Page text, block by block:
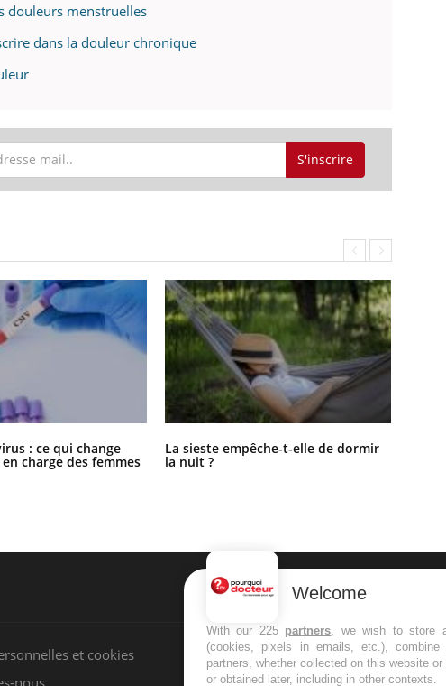
douleurs menstruelles
dans la douleur chronique
S'inscrire
: ce qui change
charge des femmes
La sieste empêche-t-elle de dormir
la nuit ?
et cookies
nous
NEWSLETTER
Recevez toutes les semaines les
infos santé
Welcome
With our 225 partners, we wish to store
(cookies, pixels in emails, etc.),
partners, whether collected on this website
or obtained later, including in other contexts.